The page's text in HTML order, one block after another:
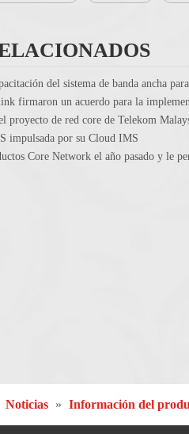
del sistema de banda ancha
proyecto de red core de Telekom
impulsada por su Cloud IMS
Noticias » Información del